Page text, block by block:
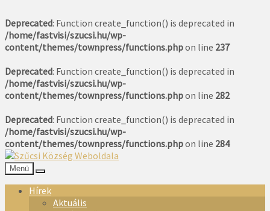
Deprecated: Function create_function() is deprecated in
/home/fastvisi/szucsi.hu/wp-
content/themes/townpress/functions.phpon line 237
Deprecated: Function create_function() is deprecated in
/home/fastvisi/szucsi.hu/wp-
content/themes/townpress/functions.phpon line 282
Deprecated: Function create_function() is deprecated in
/home/fastvisi/szucsi.hu/wp-
content/themes/townpress/functions.phpon line 284
Menü
Hírek
Aktuális